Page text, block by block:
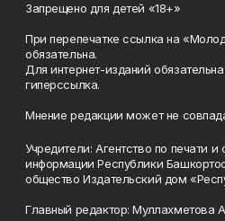
Запрещено для детей «18+»
При перепечатке ссылка на
обязательна.
Для интернет-изданий
гиперссылка.
Мнение редакции может не
Учредители: Агентство по печати
информации Республики
общество Издательский дом
Главный редактор: Муллахметова